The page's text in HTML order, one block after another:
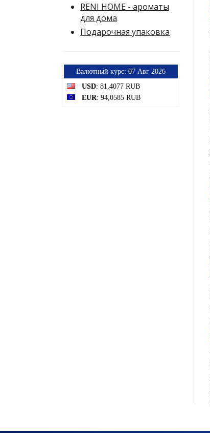
RENI HOME - ароматы
для дома
Подарочная упаковка
Bалютный курс: 07 Авг 2026
USD: 81,4077 RUB
EUR: 94,0585 RUB